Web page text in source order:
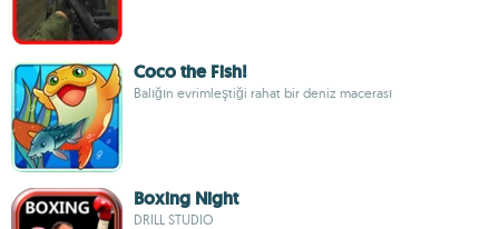
Coco the Fish!
Balığın evrimleştiği rahat bir deniz macerası
Boxing Night
DRILL STUDIO